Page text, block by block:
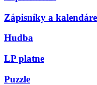
Zápisníky a kalendáre
Hudba
LP platne
Puzzle